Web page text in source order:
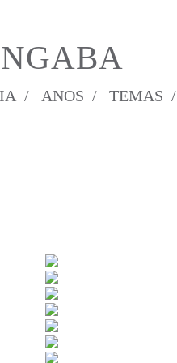
/ ANOS / TEMAS /